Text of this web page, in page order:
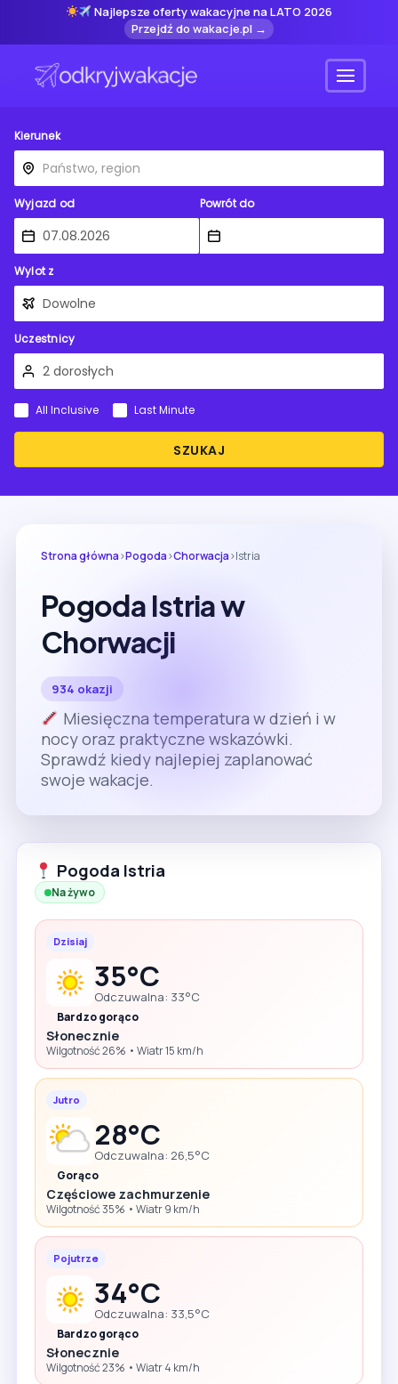
Najlepsze oferty wakacyjne na LATO 2026
Przejdź do wakacje.pl →
Menu
Kierunek
Wyjazd od Powrót do
Wylot z
Uczestnicy
SZUKAJ
All Inclusive Last Minute
Strona główna›Pogoda›Chorwacja›Istria
Pogoda Istria w
Chorwacji
934 okazji
Miesięczna temperatura w dzień i w
nocy oraz praktyczne wskazówki.
Sprawdź kiedy najlepiej zaplanować
swoje wakacje.
Pogoda Istria
Na żywo
Dzisiaj
35°C
Odczuwalna: 33°C
Bardzo gorąco
Słonecznie
Wilgotność 26% • Wiatr 15 km/h
Jutro
28°C
Odczuwalna: 26,5°C
Gorąco
Częściowe zachmurzenie
Wilgotność 35% • Wiatr 9 km/h
Pojutrze
34°C
Odczuwalna: 33,5°C
Bardzo gorąco
Słonecznie
Wilgotność 23% • Wiatr 4 km/h